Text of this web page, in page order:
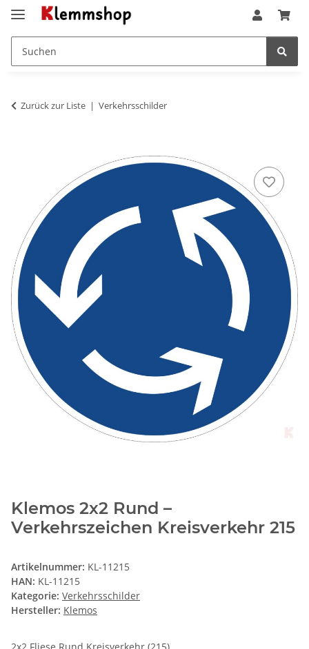
Zurück zur Liste Verkehrsschilder
Klemos 2x2 Rund –
Verkehrszeichen Kreisverkehr 215
Artikelnummer: KL-11215
HAN: KL-11215
Kategorie: Verkehrsschilder
Hersteller: Klemos